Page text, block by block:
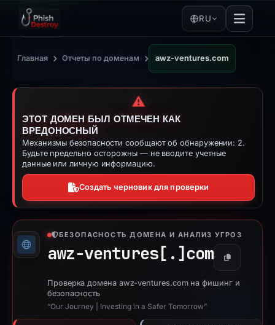
RU
Главная › Отчеты по доменам › awz-ventures.com
⚠️
ЭТОТ ДОМЕН БЫЛ ОТМЕЧЕН КАК
ВРЕДОНОСНЫЙ
Механизмы безопасности сообщают об обнаружении: 2.
Будьте предельно осторожны — не вводите учетные
данные или личную информацию.
Создать черновик для проверки
БЕЗОПАСНОСТЬ ДОМЕНА И АНАЛИЗ УГРОЗ
awz-ventures[.] com Копировать
Проверка домена awz-ventures.com на фишинг и
безопасность
“Our Journey | Investing in a Safer Tomorrow”